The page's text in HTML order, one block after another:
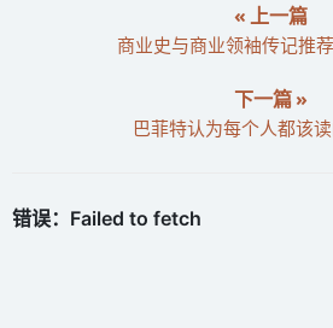
« 上一篇
商业史与商业领袖传记推荐
下一篇 »
巴菲特认为每个人都该